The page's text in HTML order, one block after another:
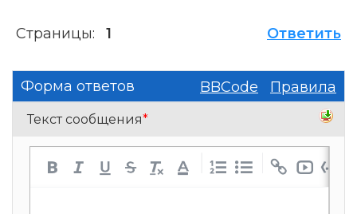
Страницы: 1 Ответить
BBCode Правила
Форма ответов
Текст сообщения*